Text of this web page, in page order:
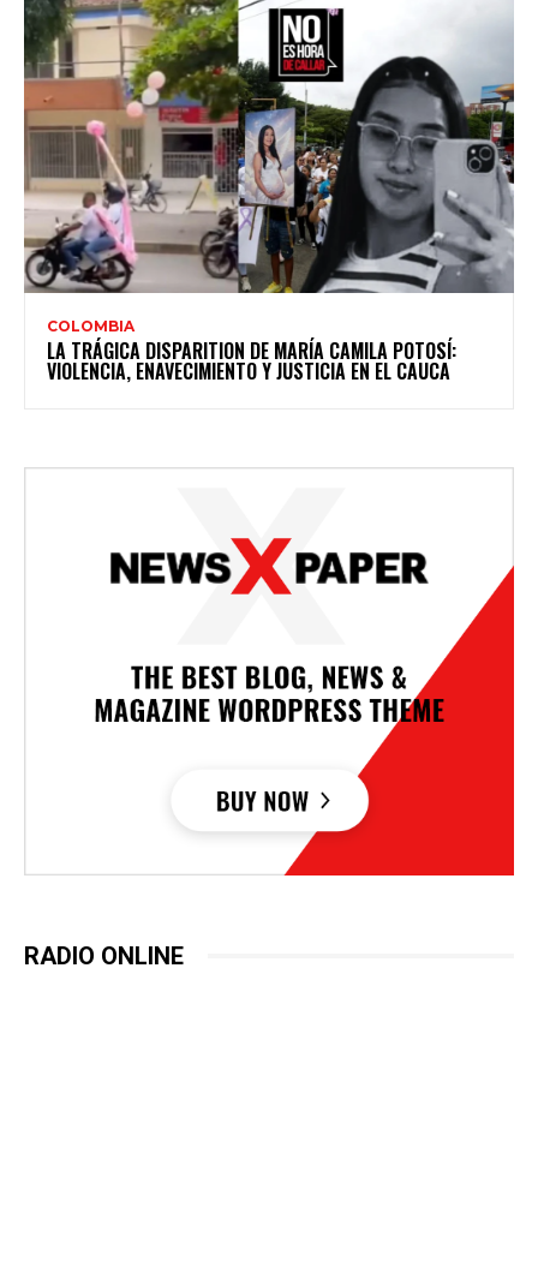
COLOMBIA
LA TRÁGICA DISPARITION DE MARÍA CAMILA POTOSÍ:
VIOLENCIA, ENAVECIMIENTO Y JUSTICIA EN EL CAUCA
RADIO ONLINE